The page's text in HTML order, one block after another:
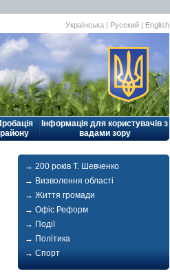
Українська | Русский | English
району
Інформація для користувачів з
вадами зору
→ 200 років Т. Шевченко
→ Визволення області
→ Життя громади
→ Офіс Реформ
→ Події
→ Політика
→ Спорт